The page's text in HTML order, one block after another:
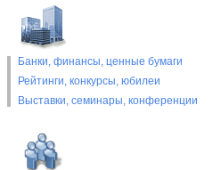
Банки, финансы, ценные бумаги
Рейтинги, конкурсы, юбилеи
Выставки, cеминары, конференции